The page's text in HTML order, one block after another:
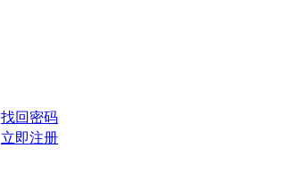
找回密码
立即注册